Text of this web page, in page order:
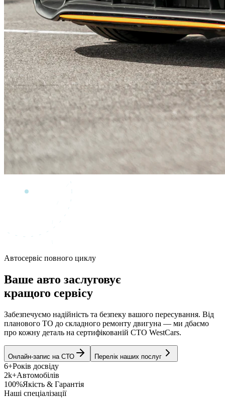
Автосервіс повного циклу
Ваше авто заслуговує
кращого сервісу
Забезпечуємо надійність та безпеку вашого пересування. Від
планового ТО до складного ремонту двигуна — ми дбаємо
про кожну деталь на сертифікованій СТО WestCars.
Онлайн-запис на СТО Перелік наших послуг
6+Років досвіду
2k+Автомобілів
100%Якість & Гарантія
Наші спеціалізації